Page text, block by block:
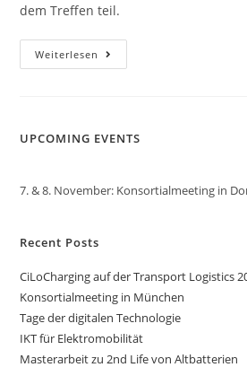
dem Treffen teil.
Weiterlesen
UPCOMING EVENTS
7. & 8. November: Konsortialmeeting in
Recent Posts
CiLoCharging auf der Transport Logistics
Konsortialmeeting in München
Tage der digitalen Technologie
IKT für Elektromobilität
Masterarbeit zu 2nd Life von Altbatterien